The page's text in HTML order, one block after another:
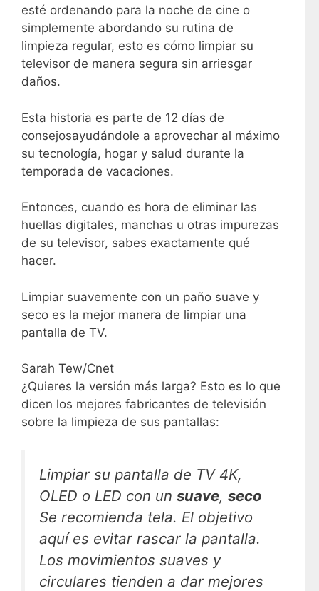
esté ordenando para la noche de cine o
simplemente abordando su rutina de
limpieza regular, esto es cómo limpiar su
televisor de manera segura sin arriesgar
daños.
Esta historia es parte de 12 días de
consejosayudándole a aprovechar al máximo
su tecnología, hogar y salud durante la
temporada de vacaciones.
Entonces, cuando es hora de eliminar las
huellas digitales, manchas u otras impurezas
de su televisor, sabes exactamente qué
hacer.
Limpiar suavemente con un paño suave y
seco es la mejor manera de limpiar una
pantalla de TV.
Sarah Tew/Cnet
¿Quieres la versión más larga? Esto es lo que
dicen los mejores fabricantes de televisión
sobre la limpieza de sus pantallas:
Limpiar su pantalla de TV 4K,
OLED o LED con un suave, seco
Se recomienda tela. El objetivo
aquí es evitar rascar la pantalla.
Los movimientos suaves y
circulares tienden a dar mejores